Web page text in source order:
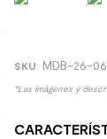
: MDB-26-
*Las imágenes y